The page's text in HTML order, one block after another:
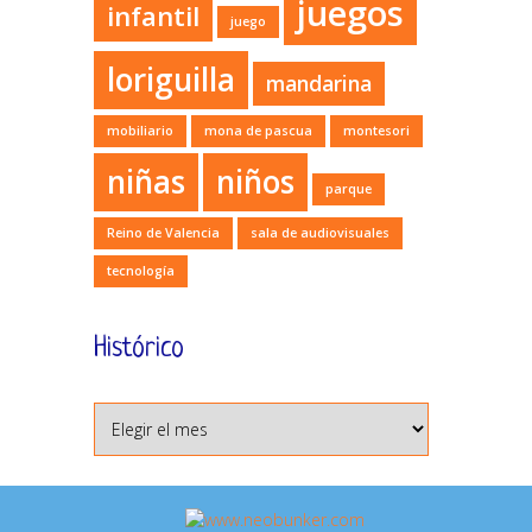
infantil juego juegos
loriguilla mandarina
mobiliario mona de pascua montesori
niñas niños parque
Reino de Valencia sala de audiovisuales
tecnología
Histórico